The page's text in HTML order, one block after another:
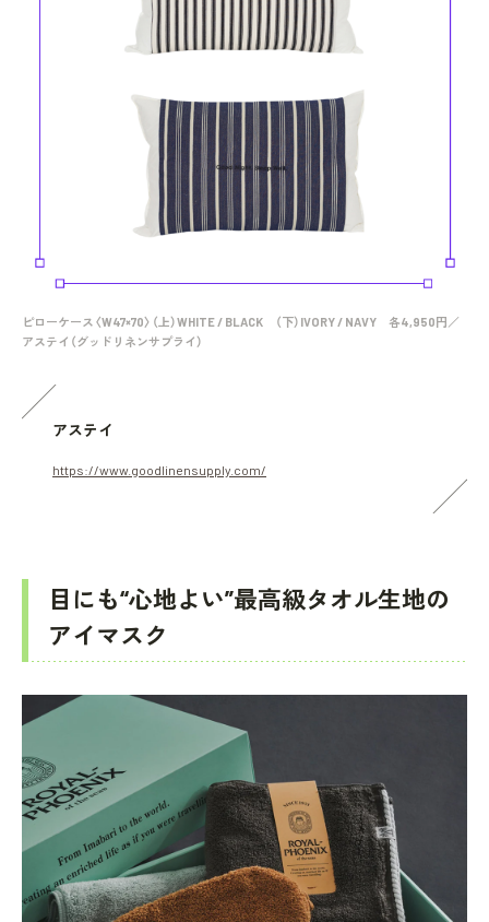
ピローケース〈W47×70〉（上）WHITE / BLACK （下）IVORY / NAVY 各4,950円／
アステイ（グッドリネンサプライ）
アステイ
https://www.goodlinensupply.com/
目にも“心地よい”最高級タオル生地の
アイマスク